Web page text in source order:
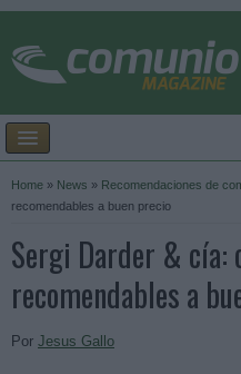
Home » News » Recomendaciones de
recomendables a buen precio
Sergi Darder & cía:
recomendables a
Por Jesus Gallo